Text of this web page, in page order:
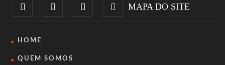
MAPA DO SITE
HOME
QUEM SOMOS